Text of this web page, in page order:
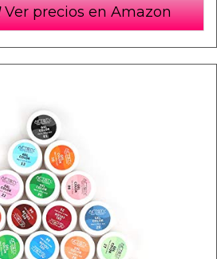
Ver precios en Amazon